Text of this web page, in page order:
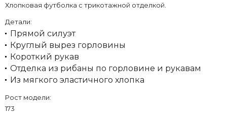
Хлопковая футболка с трикотажной отделкой.
Детали:
Прямой силуэт
Круглый вырез горловины
Короткий рукав
Отделка из рибаны по горловине и рукавам
Из мягкого эластичного хлопка
Рост модели:
173